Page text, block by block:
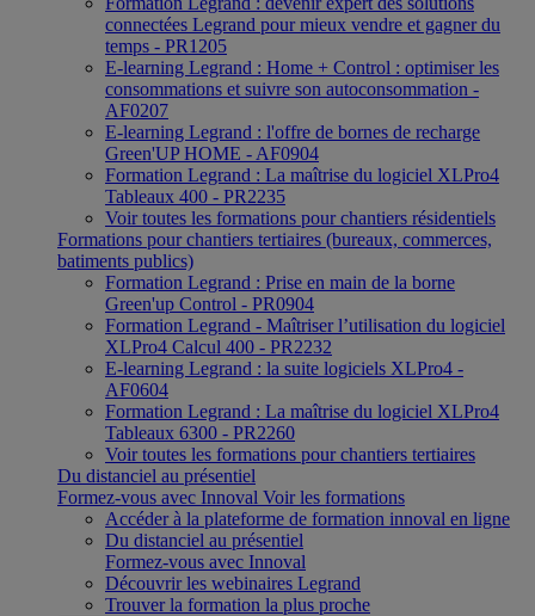
connectées Legrand pour mieux vendre et gagner du
temps - PR1205
E-learning Legrand : Home + Control : optimiser les
consommations et suivre son autoconsommation -
AF0207
E-learning Legrand : l'offre de bornes de recharge
Green'UP HOME - AF0904
Formation Legrand : La maîtrise du logiciel XLPro4
Tableaux 400 - PR2235
Voir toutes les formations pour chantiers résidentiels
Formations pour chantiers tertiaires (bureaux, commerces,
batiments publics)
Formation Legrand : Prise en main de la borne
Green'up Control - PR0904
Formation Legrand - Maîtriser l’utilisation du logiciel
XLPro4 Calcul 400 - PR2232
E-learning Legrand : la suite logiciels XLPro4 -
AF0604
Formation Legrand : La maîtrise du logiciel XLPro4
Tableaux 6300 - PR2260
Voir toutes les formations pour chantiers tertiaires
Du distanciel au présentiel
Formez-vous avec Innoval Voir les formations
Accéder à la plateforme de formation innoval en ligne
Du distanciel au présentiel
Formez-vous avec Innoval
Découvrir les webinaires Legrand
Trouver la formation la plus proche